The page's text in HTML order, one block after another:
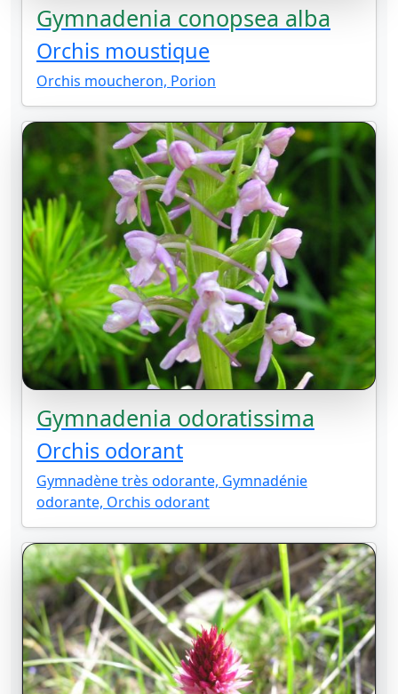
Gymnadenia conopsea alba
Orchis moustique
Orchis moucheron, Porion
Gymnadenia odoratissima
Orchis odorant
Gymnadène très odorante, Gymnadénie
odorante, Orchis odorant